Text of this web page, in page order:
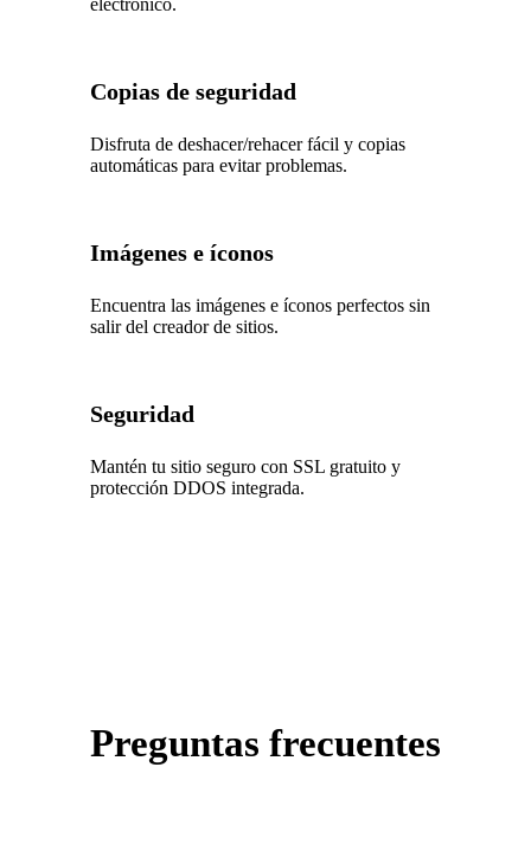
electrónico.
Copias de seguridad
Disfruta de deshacer/rehacer fácil y copias
automáticas para evitar problemas.
Imágenes e íconos
Encuentra las imágenes e íconos perfectos sin
salir del creador de sitios.
Seguridad
Mantén tu sitio seguro con SSL gratuito y
protección DDOS integrada.
Preguntas frecuentes